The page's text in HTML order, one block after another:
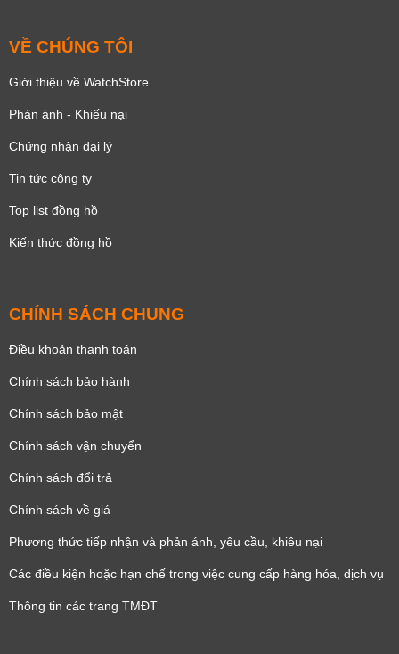
VỀ CHÚNG TÔI
Giới thiệu về WatchStore
Phản ánh - Khiếu nại
Chứng nhận đại lý
Tin tức công ty
Top list đồng hồ
Kiến thức đồng hồ
CHÍNH SÁCH CHUNG
Điều khoản thanh toán
Chính sách bảo hành
Chính sách bảo mật
Chính sách vận chuyển
Chính sách đổi trả
Chính sách về giá
Phương thức tiếp nhận và phản ánh, yêu cầu, khiêu nại
Các điều kiện hoặc hạn chế trong việc cung cấp hàng hóa, dịch vụ
Thông tin các trang TMĐT